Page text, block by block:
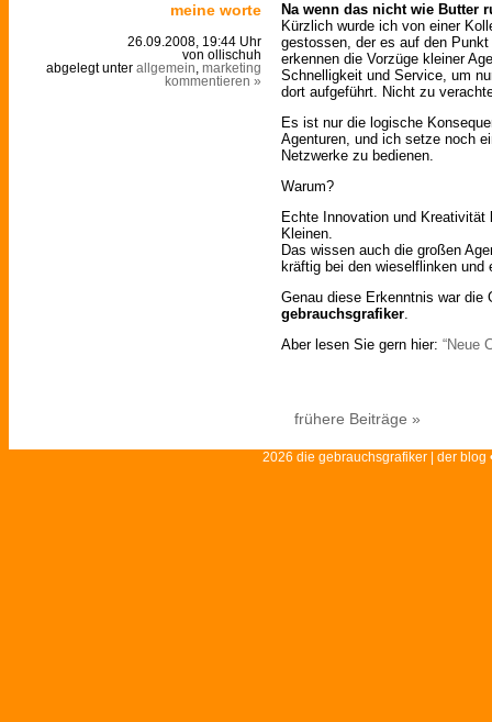
meine worte
26.09.2008, 19:44 Uhr
von ollischuh
abgelegt unter allgemein marketing
kommentieren »
Na wenn das nicht wie Butter
Kürzlich wurde ich von einer
gestossen, der es auf den
erkennen die Vorzüge kleiner
Schnelligkeit und Service, um
dort aufgeführt. Nicht zu
Es ist nur die logische
Agenturen, und ich setze noch
Netzwerke zu bedienen.
Warum?
Echte Innovation und
Kleinen.
Das wissen auch die großen
kräftig bei den wieselflinken und
Genau diese Erkenntnis war die
gebrauchsgrafiker.
Aber lesen Sie gern hier: “Neue
frühere Beiträge »
2026 die gebrauchsgrafiker | der blog